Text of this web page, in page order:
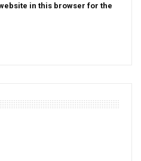
in this browser for the